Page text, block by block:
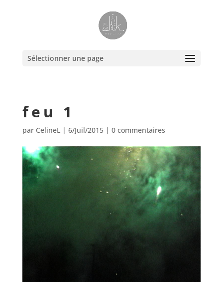
Sélectionner une page
feu 1
par CelineL| 6/Juil/2015| 0 commentaires